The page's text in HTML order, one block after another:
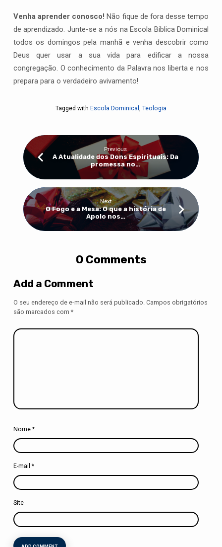
Venha aprender conosco! Não fique de fora desse tempo
de aprendizado. Junte-se a nós na Escola Bíblica Dominical
todos os domingos pela manhã e venha descobrir como
Deus quer usar a sua vida para edificar a nossa
congregação. O conhecimento da Palavra nos liberta e nos
prepara para o verdadeiro avivamento!
Tagged with Escola Dominical , Teologia
Previous
A Atualidade dos Dons Espirituais: Da
promessa no…
Next
O Fogo e a Mesa: O que a história de
Apolo nos…
0 Comments
Add a Comment
O seu endereço de e-mail não será publicado. Campos obrigatórios
são marcados com *
Nome *
E-mail *
Site